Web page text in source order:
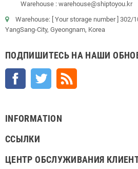
Warehouse : warehouse@shiptoyou.kr
Warehouse: [ Your storage number ] 302/
YangSang-City, Gyeongnam, Korea
ПОДПИШИТЕСЬ НА НАШИ
Facebook Twitter
INFORMATION
ССЫЛКИ
ЦЕНТР ОБСЛУЖИВАНИЯ